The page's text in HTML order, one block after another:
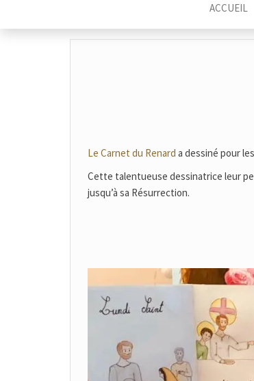
ACCUEIL
Le Carnet du Renard a dessiné pour
Cette talentueuse dessinatrice leur
jusqu’à sa Résurrection.